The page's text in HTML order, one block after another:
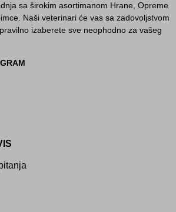
sa širokim asortimanom Hrane, Opreme
Naši veterinari će vas sa zadovoljstvom
izaberete sve neophodno za vašeg